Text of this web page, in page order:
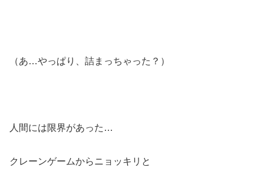
（あ…やっぱり、詰まっちゃった？）
人間には限界があった…
クレーンゲームからニョッキリと